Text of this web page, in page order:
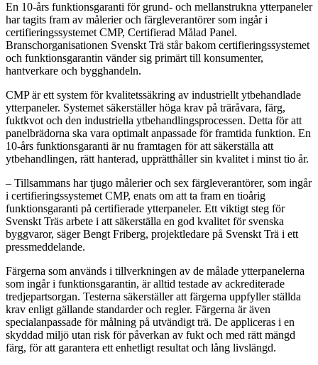
En 10-års funktionsgaranti för grund- och mellanstrukna ytterpaneler
har tagits fram av målerier och färgleverantörer som ingår i
certifieringssystemet CMP, Certifierad Målad Panel.
Branschorganisationen Svenskt Trä står bakom certifieringssystemet
och funktionsgarantin vänder sig primärt till konsumenter,
hantverkare och bygghandeln.
CMP är ett system för kvalitetssäkring av industriellt ytbehandlade
ytterpaneler. Systemet säkerställer höga krav på träråvara, färg,
fuktkvot och den industriella ytbehandlingsprocessen. Detta för att
panelbrädorna ska vara optimalt anpassade för framtida funktion. En
10-års funktionsgaranti är nu framtagen för att säkerställa att
ytbehandlingen, rätt hanterad, upprätthåller sin kvalitet i minst tio år.
– Tillsammans har tjugo målerier och sex färgleverantörer, som ingår
i certifieringssystemet CMP, enats om att ta fram en tioårig
funktionsgaranti på certifierade ytterpaneler. Ett viktigt steg för
Svenskt Träs arbete i att säkerställa en god kvalitet för svenska
byggvaror, säger Bengt Friberg, projektledare på Svenskt Trä i ett
pressmeddelande.
Färgerna som används i tillverkningen av de målade ytterpanelerna
som ingår i funktionsgarantin, är alltid testade av ackrediterade
tredjepartsorgan. Testerna säkerställer att färgerna uppfyller ställda
krav enligt gällande standarder och regler. Färgerna är även
specialanpassade för målning på utvändigt trä. De appliceras i en
skyddad miljö utan risk för påverkan av fukt och med rätt mängd
färg, för att garantera ett enhetligt resultat och lång livslängd.